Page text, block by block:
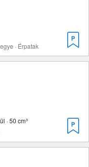
· Érpatak
· 50 cm³